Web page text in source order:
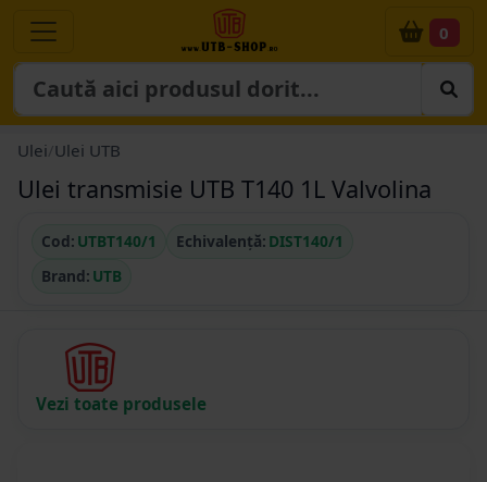
0
Ulei Ulei UTB
Ulei transmisie UTB T140 1L Valvolina
Cod: UTBT140/1 Echivalență: DIST140/1
Brand: UTB
Vezi toate produsele